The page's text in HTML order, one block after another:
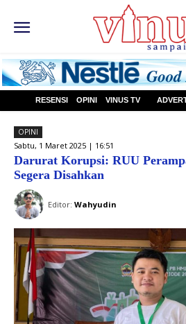
RESENSI OPINI VINUS TV
OPINI
Sabtu, 1 Maret 2025 | 16:51
Darurat Korupsi: RUU
Segera Disahkan
Editor: Wahyudin